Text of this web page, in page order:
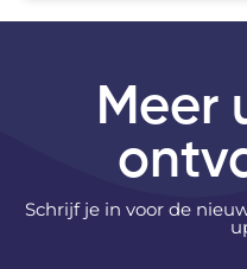
Meer
Schrijf je in voor de